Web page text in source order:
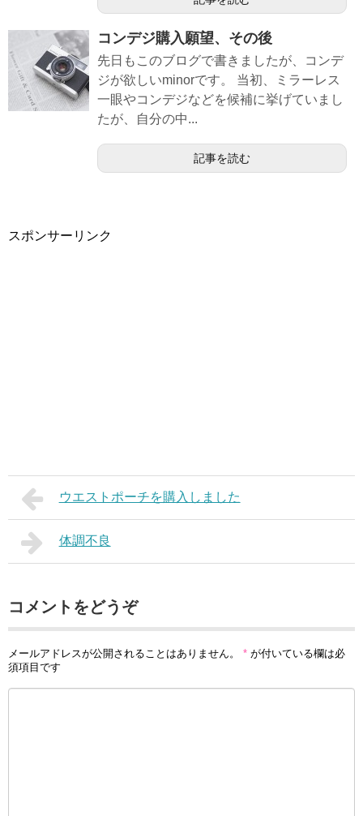
コンデジ購入願望、その後
先日もこのブログで書きましたが、コンデ
ジが欲しいminorです。 当初、ミラーレス
一眼やコンデジなどを候補に挙げていまし
たが、自分の中...
記事を読む
スポンサーリンク
ウエストポーチを購入しました
体調不良
コメントをどうぞ
メールアドレスが公開されることはありません。 * が付いている欄は必
須項目です